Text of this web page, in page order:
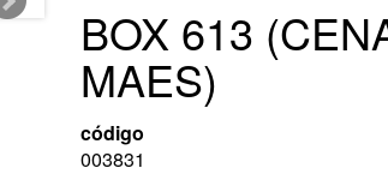
BOX 613
MAES)
código
003831